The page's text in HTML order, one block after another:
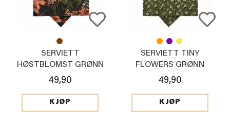
SERVIETT
HØSTBLOMST GRØNN
49,90
KJØP
SERVIETT TINY
FLOWERS GRØNN
49,90
KJØP